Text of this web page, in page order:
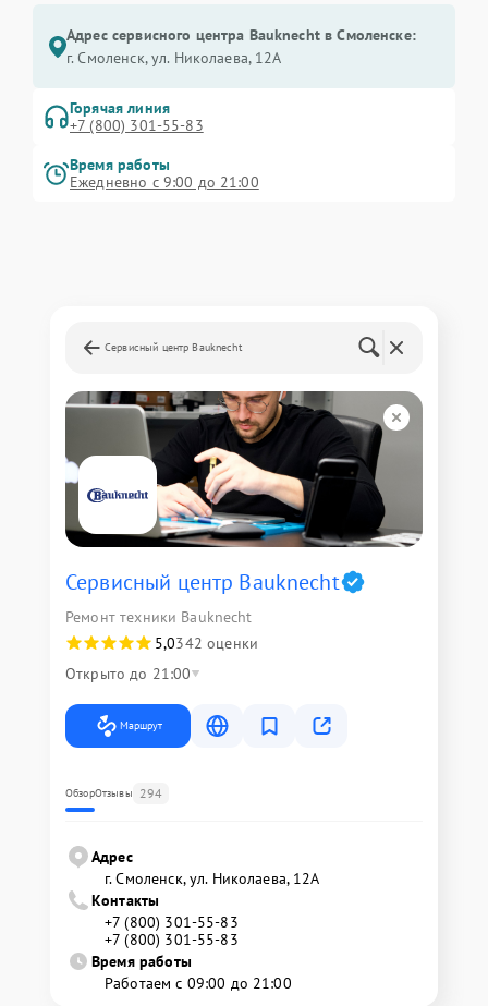
Адрес сервисного центра Bauknecht в Смоленске:
г. Смоленск, ул. Николаева, 12А
Горячая линия
+7 (800) 301-55-83
Время работы
Ежедневно с 9:00 до 21:00
Сервисный центр Bauknecht
Сервисный центр Bauknecht
Ремонт техники Bauknecht
5,0342 оценки
Открыто до 21:00
Маршрут
ОбзорОтзывы 294
Адрес
г. Смоленск, ул. Николаева, 12А
Контакты
+7 (800) 301-55-83
+7 (800) 301-55-83
Время работы
Работаем с 09:00 до 21:00